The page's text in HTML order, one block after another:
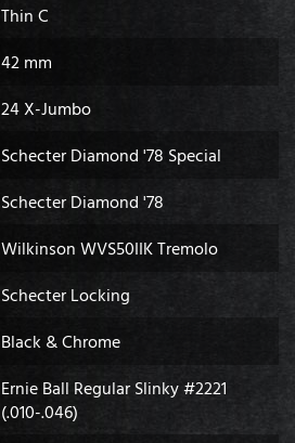
Thin C
42 mm
24 X-Jumbo
Schecter Diamond '78 Special
Schecter Diamond '78
Wilkinson WVS50IIK Tremolo
Schecter Locking
Black & Chrome
Ernie Ball Regular Slinky #2221
(.010-.046)